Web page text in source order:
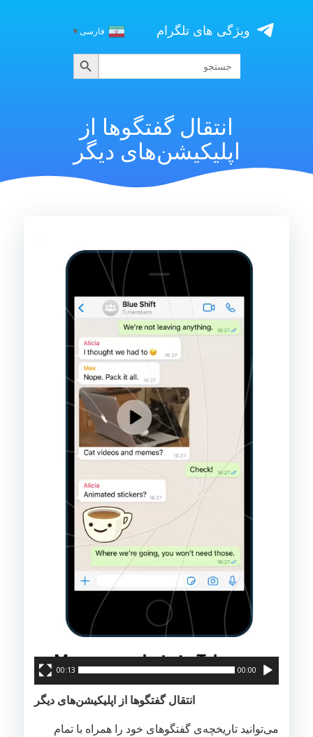
content
ویژگی های تلگرام فارسی▼
جستجو
برای:
جستجو
انتقال گفتگوها از
اپلیکیشن‌های دیگر
00:00
00:13
انتقال گفتگوها از اپلیکیشن‌های دیگر
می‌توانید تاریخچه‌ی گفتگوهای خود را همراه با تمام